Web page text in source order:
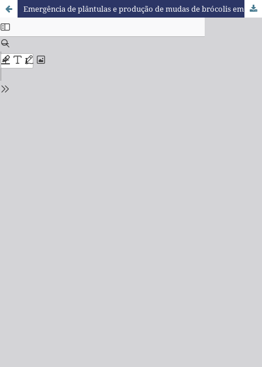
Emergência de plântulas e produção de mudas de brócolis em diferentes substratos e regime de irrigação